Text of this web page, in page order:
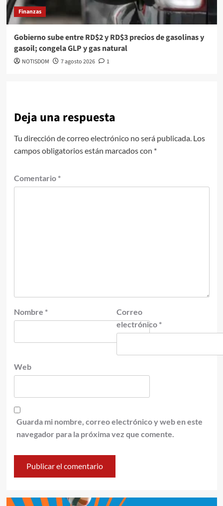
Finanzas
Gobierno sube entre RD$2 y RD$3 precios de gasolinas y
gasoil; congela GLP y gas natural
NOTISDOM 7 agosto 2026 1
Deja una respuesta
Tu dirección de correo electrónico no será publicada. Los
campos obligatorios están marcados con *
Comentario *
Nombre *
Correo
electrónico *
Web
Guarda mi nombre, correo electrónico y web en este
navegador para la próxima vez que comente.